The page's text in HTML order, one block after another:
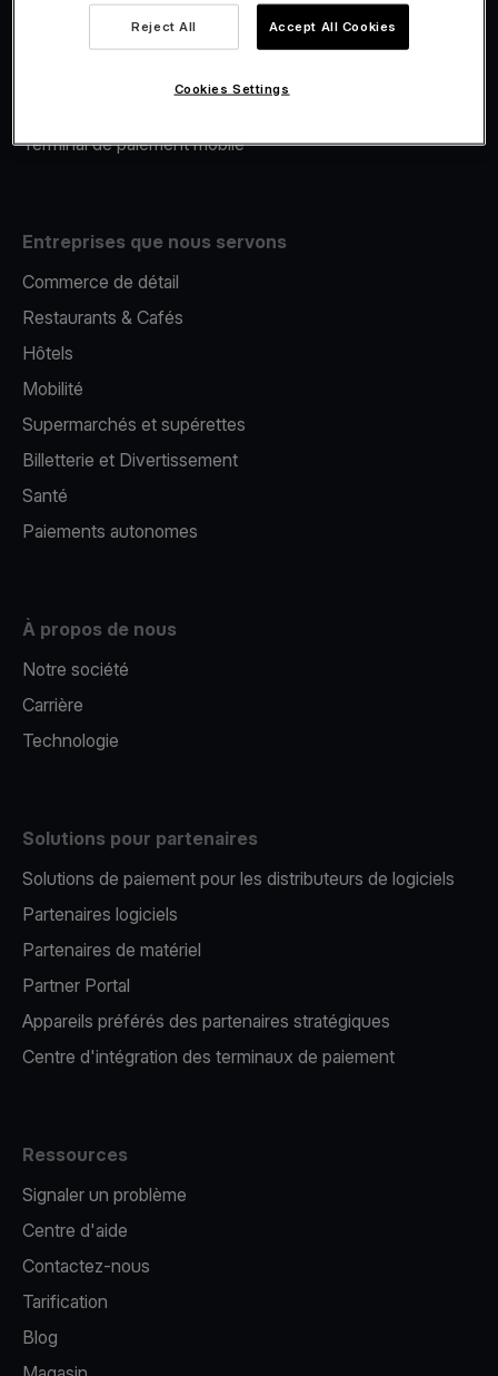
Financement Viva.com
Terminal de paiement mobile
Entreprises que nous servons
Commerce de détail
Restaurants & Cafés
Hôtels
Mobilité
Supermarchés et supérettes
Billetterie et Divertissement
Santé
Paiements autonomes
À propos de nous
Notre société
Carrière
Technologie
Solutions pour partenaires
Solutions de paiement pour les distributeurs de logiciels
Partenaires logiciels
Partenaires de matériel
Partner Portal
Appareils préférés des partenaires stratégiques
Centre d'intégration des terminaux de paiement
Ressources
Signaler un problème
Centre d'aide
Contactez-nous
Tarification
Blog
Reject All Accept All Cookies
Cookies Settings